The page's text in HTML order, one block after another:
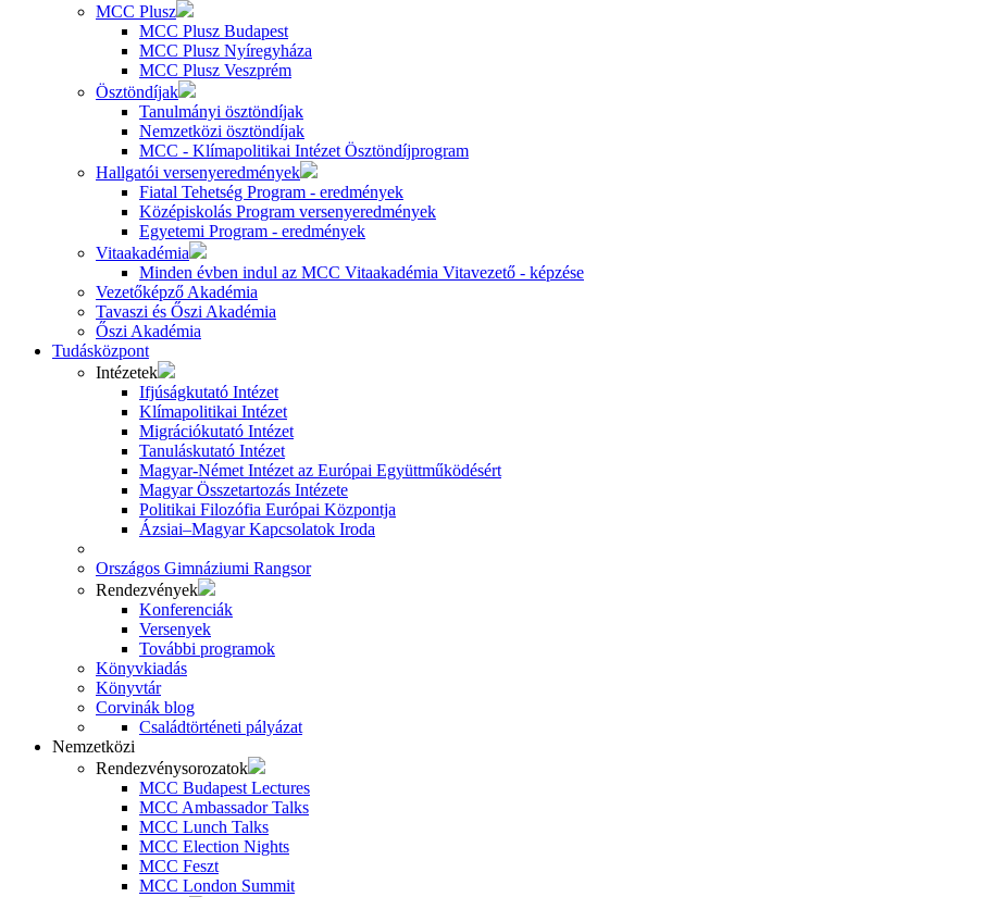
MCC Plusz
MCC Plusz Budapest
MCC Plusz Nyíregyháza
MCC Plusz Veszprém
Ösztöndíjak
Tanulmányi ösztöndíjak
Nemzetközi ösztöndíjak
MCC - Klímapolitikai Intézet Ösztöndíjprogram
Hallgatói versenyeredmények
Fiatal Tehetség Program - eredmények
Középiskolás Program versenyeredmények
Egyetemi Program - eredmények
Vitaakadémia
Minden évben indul az MCC Vitaakadémia Vitavezető - képzése
Vezetőképző Akadémia
Tavaszi és Őszi Akadémia
Őszi Akadémia
Tudásközpont
Intézetek
Ifjúságkutató Intézet
Klímapolitikai Intézet
Migrációkutató Intézet
Tanuláskutató Intézet
Magyar-Német Intézet az Európai Együttműködésért
Magyar Összetartozás Intézete
Politikai Filozófia Európai Központja
Ázsiai–Magyar Kapcsolatok Iroda
Országos Gimnáziumi Rangsor
Rendezvények
Konferenciák
Versenyek
További programok
Könyvkiadás
Könyvtár
Corvinák blog
Családtörténeti pályázat
Nemzetközi
Rendezvénysorozatok
MCC Budapest Lectures
MCC Ambassador Talks
MCC Lunch Talks
MCC Election Nights
MCC Feszt
MCC London Summit